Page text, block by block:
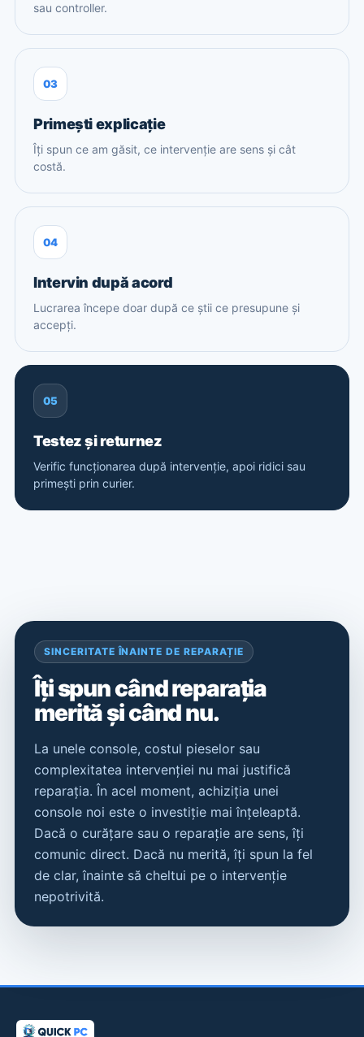
sau controller.
03
Primești explicație
Îți spun ce am găsit, ce intervenție are sens și cât
costă.
04
Intervin după acord
Lucrarea începe doar după ce știi ce presupune și
accepți.
05
Testez și returnez
Verific funcționarea după intervenție, apoi ridici sau
primești prin curier.
SINCERITATE ÎNAINTE DE REPARAȚIE
Îți spun când reparația
merită și când nu.
La unele console, costul pieselor sau
complexitatea intervenției nu mai justifică
reparația. În acel moment, achiziția unei
console noi este o investiție mai înțeleaptă.
Dacă o curățare sau o reparație are sens, îți
comunic direct. Dacă nu merită, îți spun la fel
de clar, înainte să cheltui pe o intervenție
nepotrivită.